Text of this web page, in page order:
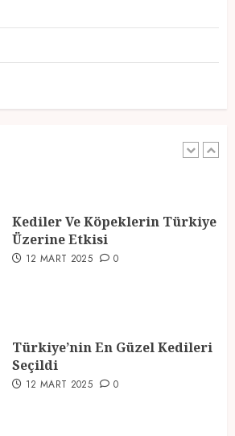
2025 En İyi Yaz Tatilleri
Kediler Ve Köpeklerin Türkiye
Üzerine Etkisi
12 MART 2025 0
Türkiye’nin En Güzel Kedileri
Seçildi
12 MART 2025 0